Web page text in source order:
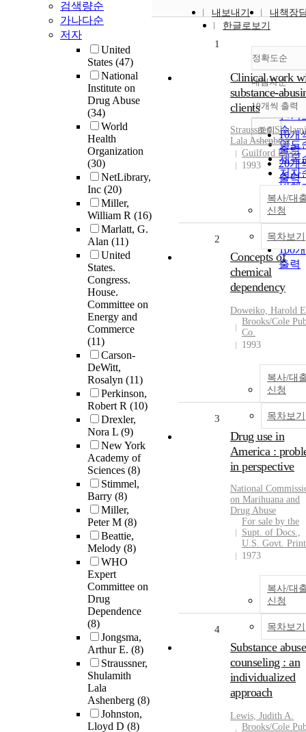
검색량순
가나다순
저자
United
States (47)
National
Institute on
Drug Abuse
(34)
World
Health
Organization
(30)
NetLibrary,
Inc (20)
Miller,
William R (16)
Marlatt, G.
Alan (11)
United
States.
Congress.
House.
Committee on
Energy and
Commerce
(11)
Carson-
DeWitt,
Rosalyn (11)
Perkinson,
Robert R (10)
Drexler,
Nora L (9)
New York
Academy of
Sciences (8)
Stimmel,
Barry (8)
Miller,
Peter M (8)
Beattie,
Melody (8)
WHO
Expert
Committee on
Drug
Dependence
(8)
Jongsma,
Arthur E. (8)
Straussner,
Shulamith
Lala
Ashenberg (8)
Johnston,
Lloyd D (8)
내보내기
내책장
한글로보기
정확도순
정확
순
인기
순
연도
제목
저자
발행
관순
내림차순
내림
10개씩 출력
10개
출력
20개
출력
30개
출력
50개
출력
100
출력
조회
1
Clinical work
substance-
clients
Straussner,
Lala Ashenberg
Guilford Press
1993
복사/대
신청
목차보기
2
Concepts of
chemical
dependency
Doweiko, Harold
Brooks/Cole
Co.
1993
복사/대
신청
목차보기
3
Drug use in
America :
in perspective
National
on Marihuana and
Drug Abuse
For sale by the
Supt. of Docs.,
U.S. Govt.
1973
복사/대
신청
목차보기
4
Substance abuse
counseling : an
individualized
approach
Lewis, Judith A.
Brooks/Cole